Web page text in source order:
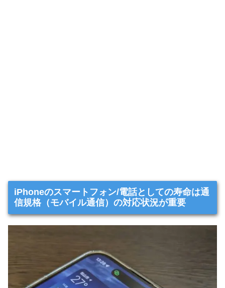
iPhoneのスマートフォン/電話としての寿命は通
信規格（モバイル通信）の対応状況が重要